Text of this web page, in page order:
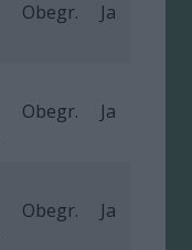
Obegr. Ja
Obegr. Ja
Obegr. Ja